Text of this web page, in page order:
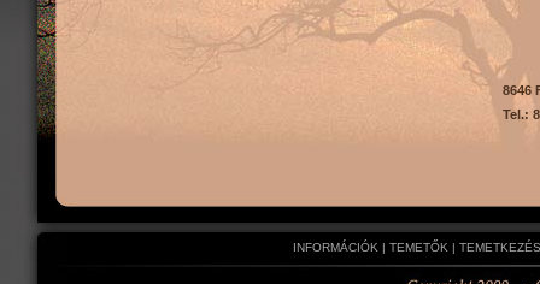
8646
Tel.:
INFORMÁCIÓK | TEMETŐK |